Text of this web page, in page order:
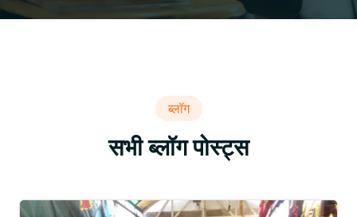
ब्लॉग
सभी ब्लॉग पोस्ट्स